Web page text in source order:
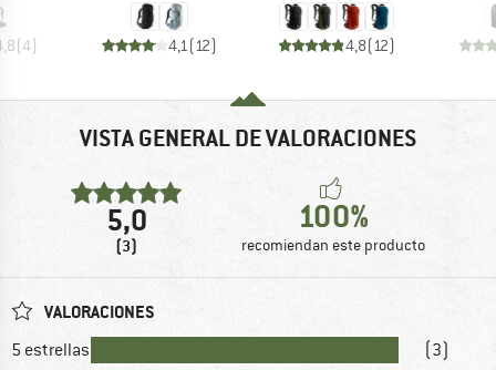
(4) 4,1(12) 4,8(12)
VISTA GENERAL DE VALORACIONES
5,0
(3)
100%
recomiendan este producto
VALORACIONES
5 estrellas (3)